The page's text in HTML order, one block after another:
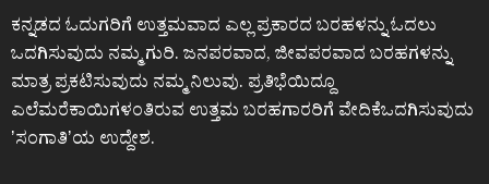
ಕನ್ನಡದ ಓದುಗರಿಗೆ ಉತ್ತಮವಾದ ಎಲ್ಲ ಪ್ರಕಾರದ ಬರಹಳನ್ನು ಓದಲು
ಒದಗಿಸುವುದು ನಮ್ಮ ಗುರಿ. ಜನಪರವಾದ, ಜೀವಪರವಾದ ಬರಹಗಳನ್ನು
ಮಾತ್ರ ಪ್ರಕಟಿಸುವುದು ನಮ್ಮ ನಿಲುವು. ಪ್ರತಿಭೆಯಿದ್ದೂ
ಎಲೆಮರೆಕಾಯಿಗಳಂತಿರುವ ಉತ್ತಮ ಬರಹಗಾರರಿಗೆ ವೇದಿಕೆಒದಗಿಸುವುದು
ʼಸಂಗಾತಿʼಯ ಉದ್ದೇಶ.